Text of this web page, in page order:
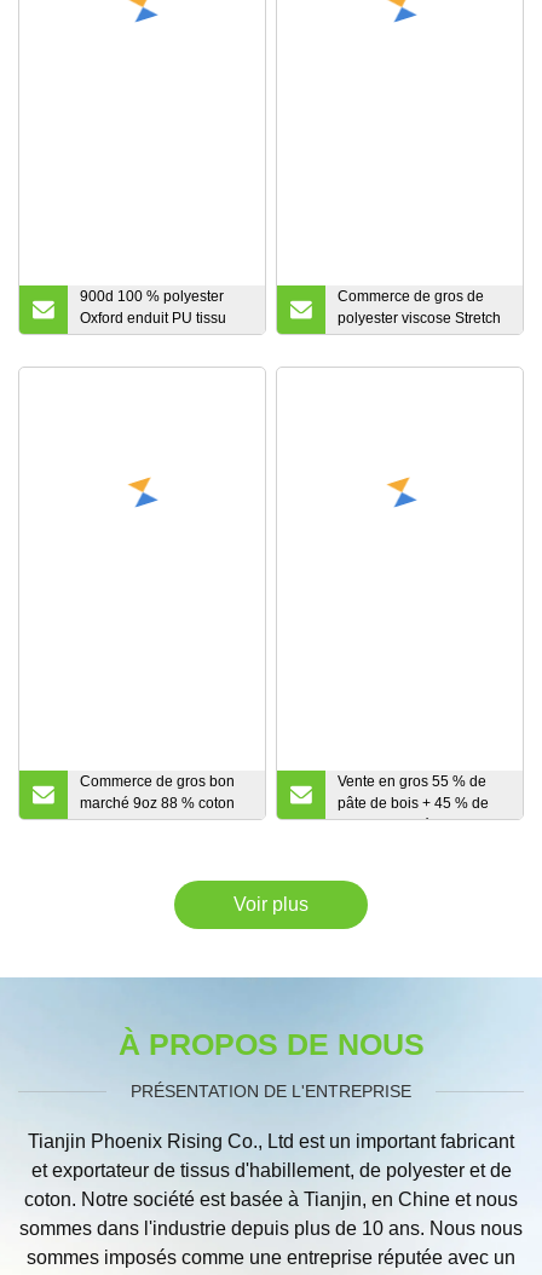
900d 100 % polyester
Oxford enduit PU tissu
ignifuge pour les bagages
Commerce de gros de
polyester viscose Stretch
Tr Serge convenant tissu
Commerce de gros bon
marché 9oz 88 % coton
12 % tissu ignifuge en
Vente en gros 55 % de
pâte de bois + 45 % de
tissu non tissé en
bois + 50 tissu non tissé
Spunlace pour animaux
de compagnie pour
industrielles/nettoyantes
Voir plus
À PROPOS DE NOUS
PRÉSENTATION DE L'ENTREPRISE
Tianjin Phoenix Rising Co., Ltd est un important fabricant
et exportateur de tissus d'habillement, de polyester et de
coton. Notre société est basée à Tianjin, en Chine et nous
sommes dans l'industrie depuis plus de 10 ans. Nous nous
sommes imposés comme une entreprise réputée avec un